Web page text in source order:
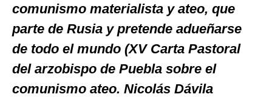
comunismo materialista y ateo, que
parte de Rusia y pretende adueñarse
de todo el mundo (XV Carta Pastoral
del arzobispo de Puebla sobre el
comunismo ateo. Nicolás Dávila